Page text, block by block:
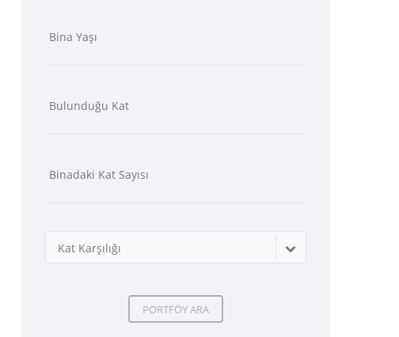
Kat Karşılığı
PORTFÖY ARA